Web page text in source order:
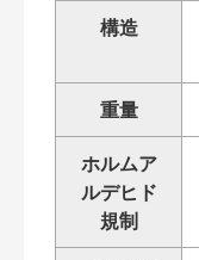
構造
重量
ホルムア
ルデヒド
規制